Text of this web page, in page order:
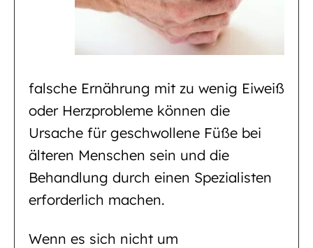
falsche Ernährung mit zu wenig Eiweiß
oder Herzprobleme können die
Ursache für geschwollene Füße bei
älteren Menschen sein und die
Behandlung durch einen Spezialisten
erforderlich machen.
Wenn es sich nicht um